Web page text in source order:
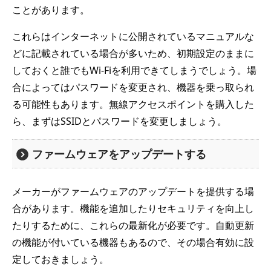
ことがあります。
これらはインターネットに公開されているマニュアルな
どに記載されている場合が多いため、初期設定のままに
しておくと誰でもWi-Fiを利用できてしまうでしょう。場
合によってはパスワードを変更され、機器を乗っ取られ
る可能性もあります。無線アクセスポイントを購入した
ら、まずはSSIDとパスワードを変更しましょう。
ファームウェアをアップデートする
メーカーがファームウェアのアップデートを提供する場
合があります。機能を追加したりセキュリティを向上し
たりするために、これらの最新化が必要です。自動更新
の機能が付いている機器もあるので、その場合有効に設
定しておきましょう。